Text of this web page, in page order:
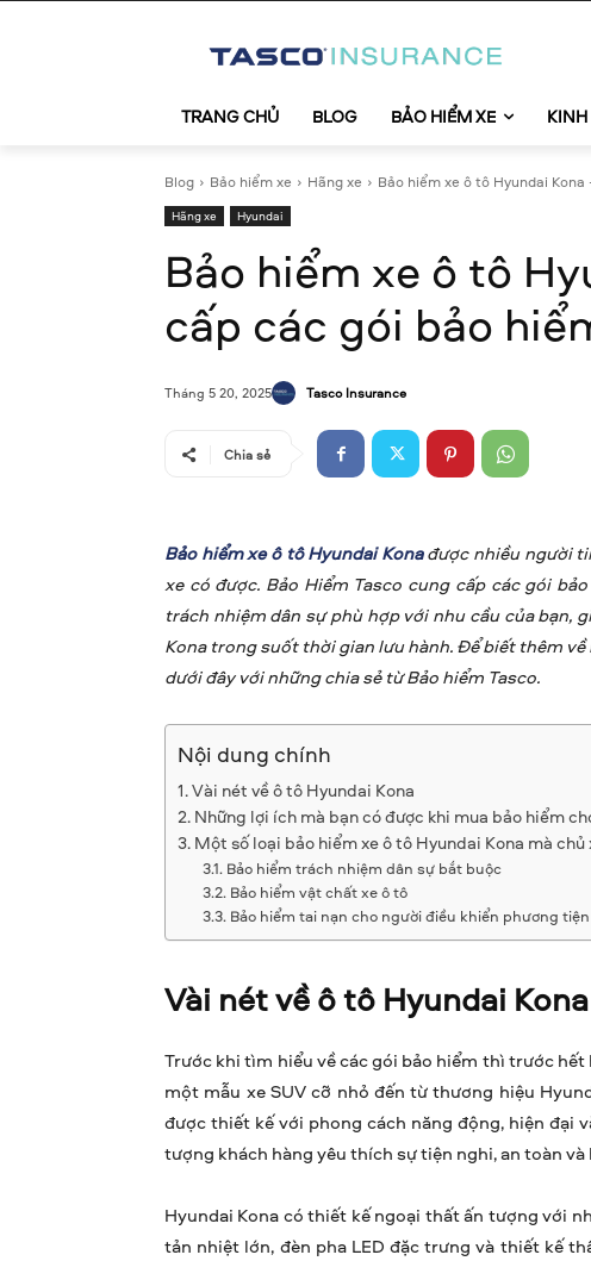
TRANG CHỦ BLOG BẢO HIỂM XE
Blog Bảo hiểm xe Hãng xe Bảo hiểm xe ô tô Hyundai
Hãng xe Hyundai
Bảo hiểm xe ô tô
cấp các gói bảo
Tháng 5 20, 2025 Tasco Insurance
Chia sẻ
Bảo hiểm xe ô tô Hyundai Konađược nhiều người
xe có được. Bảo Hiểm Tasco cung cấp các gói
trách nhiệm dân sự phù hợp với nhu cầu của bạn,
Kona trong suốt thời gian lưu hành. Để biết thêm
dưới đây với những chia sẻ từ Bảo hiểm Tasco.
Nội dung chính
Vài nét về ô tô Hyundai Kona
Những lợi ích mà bạn có được khi mua bảo hiểm
Một số loại bảo hiểm xe ô tô Hyundai Kona mà chủ
Bảo hiểm trách nhiệm dân sự bắt buộc
Bảo hiểm vật chất xe ô tô
Bảo hiểm tai nạn cho người điều khiển phương
Vài nét về ô tô Hyundai Kona
Trước khi tìm hiểu về các gói bảo hiểm thì trước
một mẫu xe SUV cỡ nhỏ đến từ thương hiệu
được thiết kế với phong cách năng động, hiện đại
tượng khách hàng yêu thích sự tiện nghi, an toàn
Hyundai Kona có thiết kế ngoại thất ấn tượng với
tản nhiệt lớn, đèn pha LED đặc trưng và thiết kế